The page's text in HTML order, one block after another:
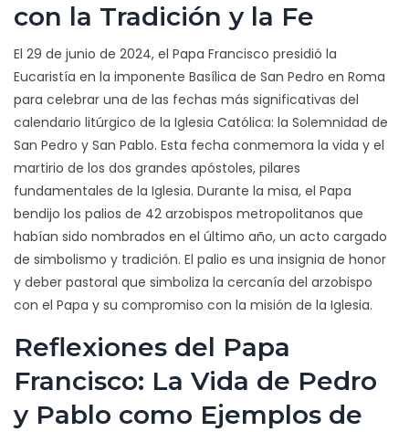
con la Tradición y la Fe
El 29 de junio de 2024, el Papa Francisco presidió la
Eucaristía en la imponente Basílica de San Pedro en Roma
para celebrar una de las fechas más significativas del
calendario litúrgico de la Iglesia Católica: la Solemnidad de
San Pedro y San Pablo. Esta fecha conmemora la vida y el
martirio de los dos grandes apóstoles, pilares
fundamentales de la Iglesia. Durante la misa, el Papa
bendijo los palios de 42 arzobispos metropolitanos que
habían sido nombrados en el último año, un acto cargado
de simbolismo y tradición. El palio es una insignia de honor
y deber pastoral que simboliza la cercanía del arzobispo
con el Papa y su compromiso con la misión de la Iglesia.
Reflexiones del Papa
Francisco: La Vida de Pedro
y Pablo como Ejemplos de